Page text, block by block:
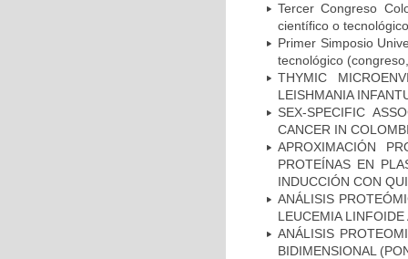
Tercer Congreso
científico o
Primer Simposio
tecnológico
THYMIC
LEISHMANIA
SEX-SPECIFIC
CANCER IN
APROXIMACIÓN
PROTEÍNAS EN
INDUCCIÓN CON
ANÁLISIS
LEUCEMIA
ANÁLISIS
BIDIMENSIONAL